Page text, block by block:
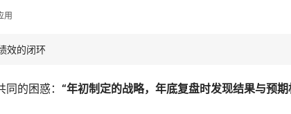
用
效的闭环
的困惑： “年初制定的战略，年底复盘时发现结果与预期